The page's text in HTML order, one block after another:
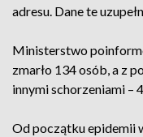
adresu. Dane te
Ministerstwo
zmarło 134 osób, a z
innymi schorzeniami –
Od początku epidemii